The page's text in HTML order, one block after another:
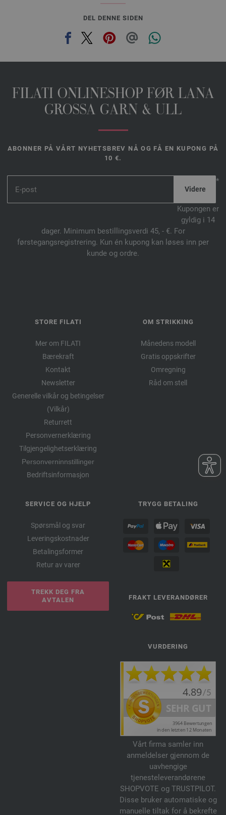
DEL DENNE SIDEN
FILATI ONLINESHOP FØR LANA
GROSSA GARN & ULL
ABONNER PÅ VÅRT NYHETSBREV NÅ OG FÅ EN KUPONG PÅ
10 €.
*
Kupongen er
gyldig i 14
dager. Minimum bestillingsverdi 45, - €. For
førstegangsregistrering. Kun én kupong kan løses inn per
kunde og ordre.
STORE FILATI
Mer om FILATI
Bærekraft
Kontakt
Newsletter
Generelle vilkår og betingelser
(Vilkår)
Returrett
Personvernerklæring
Tilgjengelighetserklæring
Personverninnstillinger
Bedriftsinformasjon
OM STRIKKING
Månedens modell
Gratis oppskrifter
Omregning
Råd om stell
SERVICE OG HJELP
Spørsmål og svar
Leveringskostnader
Betalingsformer
Retur av varer
TREKK DEG FRA
AVTALEN
TRYGG BETALING
FRAKT LEVERANDØRER
VURDERING
Vårt firma samler inn
anmeldelser gjennom de
uavhengige
tjenesteleverandørene
SHOPVOTE og TRUSTPILOT.
Disse bruker automatiske og
manuelle tiltak for å bekrefte